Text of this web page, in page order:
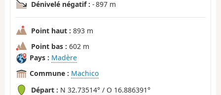
Dénivelé négatif : - 897 m
Point haut : 893 m
Point bas : 602 m
Pays : Madère
Commune : Machico
Départ : N 32.73514° / O 16.886391°